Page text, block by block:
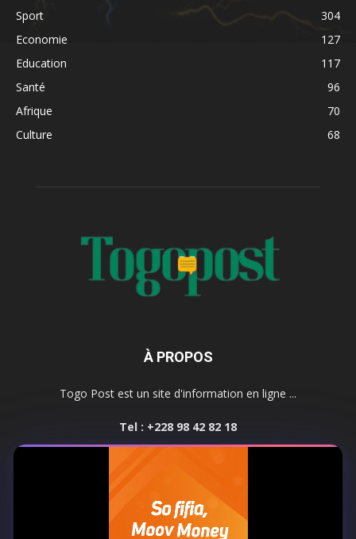
Sport
304
Economie
127
Education
117
Santé
96
Afrique
70
Culture
68
À PROPOS
Togo Post est un site d'information en ligne ...
Tel : +228 98 42 82 18
SUIVEZ NOUS